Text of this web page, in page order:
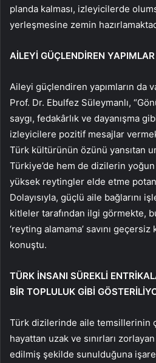
planda kalması, izleyicilerde
yerleşmesine zemin
AİLEYİ GÜÇLENDİREN
Aileyi güçlendiren yapımların da
Prof. Dr. Ebulfez Süleymanlı,
saygı, fedakârlık ve dayanışma
izleyicilere pozitif mesajlar
Türk kültürünün özünü yansıtan
Türkiye’de hem de dizilerin
yüksek reytingler elde etme
Dolayısıyla, güçlü aile bağlarını
kitleler tarafından ilgi görmekte, bu
‘reyting alamama’ savını geçersiz
konuştu.
TÜRK İNSANI SÜREKLİ
BİR TOPLULUK GİBİ
Türk dizilerinde aile temsillerinin
hayattan uzak ve sınırları
edilmiş şekilde sunulduğuna